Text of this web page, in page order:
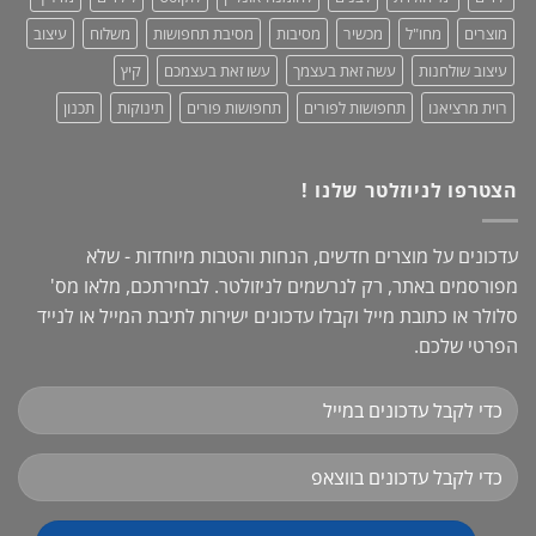
מוצרים
מחו"ל מכשיר מסיבות מסיבת תחפושות משלוח
עיצוב
עיצוב שולחנות
עשה זאת בעצמך עשו זאת בעצמכם
קיץ
רוית מרציאנו
תחפושות לפורים תחפושות פורים תינוקות תכנון
הצטרפו לניוזלטר שלנו !
עדכונים על מוצרים חדשים, הנחות והטבות מיוחדות - שלא
מפורסמים באתר, רק לנרשמים לניזולטר. לבחירתכם, מלאו מס'
סלולר או כתובת מייל וקבלו עדכונים ישירות לתיבת המייל או לנייד
הפרטי שלכם.